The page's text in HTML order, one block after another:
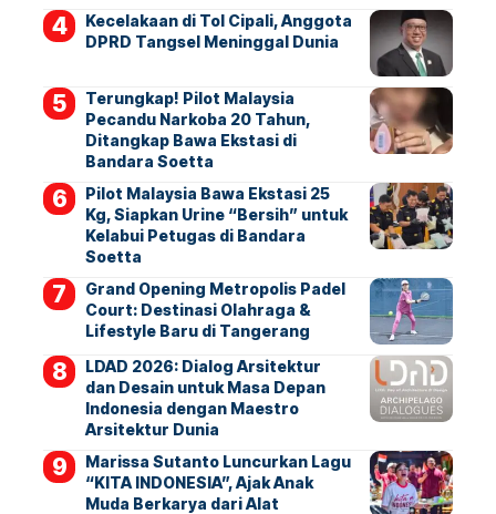
Kecelakaan di Tol Cipali, Anggota
DPRD Tangsel Meninggal Dunia
Terungkap! Pilot Malaysia
Pecandu Narkoba 20 Tahun,
Ditangkap Bawa Ekstasi di
Bandara Soetta
Pilot Malaysia Bawa Ekstasi 25
Kg, Siapkan Urine “Bersih” untuk
Kelabui Petugas di Bandara
Soetta
Grand Opening Metropolis Padel
Court: Destinasi Olahraga &
Lifestyle Baru di Tangerang
LDAD 2026: Dialog Arsitektur
dan Desain untuk Masa Depan
Indonesia dengan Maestro
Arsitektur Dunia
Marissa Sutanto Luncurkan Lagu
“KITA INDONESIA”, Ajak Anak
Muda Berkarya dari Alat